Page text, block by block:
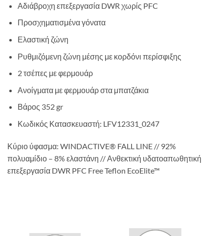
Αδιάβροχη επεξεργασία DWR χωρίς PFC
Προσχηματισμένα γόνατα
Ελαστική ζώνη
Ρυθμιζόμενη ζώνη μέσης με κορδόνι περίσφιξης
2 τσέπες με φερμουάρ
Ανοίγματα με φερμουάρ στα μπατζάκια
Βάρος 352 gr
Κωδικός Κατασκευαστή: LFV12331_0247
Κύριο ύφασμα: WINDACTIVE® FALL LINE // 92%
πολυαμίδιο – 8% ελαστάνη // Ανθεκτική υδατοαπωθητική
επεξεργασία DWR PFC Free Teflon EcoElite™